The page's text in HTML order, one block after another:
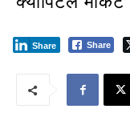
Share
Share